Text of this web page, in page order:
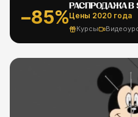
−85%
РАСПРОДАЖА В
Цены 2020 года
Курсы